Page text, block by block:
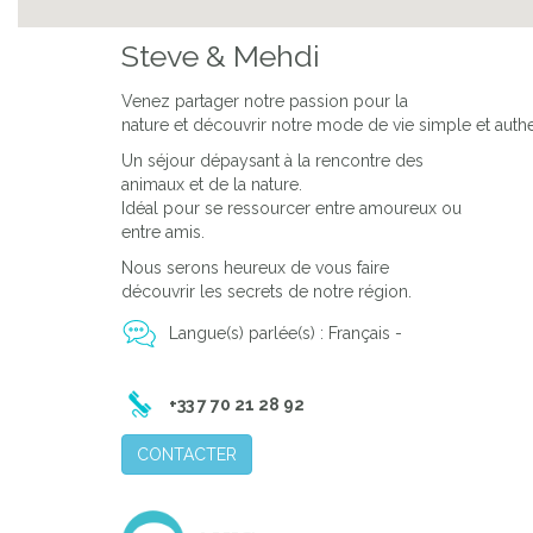
Steve & Mehdi
Venez partager notre passion pour la
nature et découvrir notre mode de vie simple et
Un séjour dépaysant à la rencontre des
animaux et de la nature.
Idéal pour se ressourcer entre amoureux ou
entre amis.
Nous serons heureux de vous faire
découvrir les secrets de notre région.
Langue(s) parlée(s) : Français -
+33 7 70 21 28 92
CONTACTER